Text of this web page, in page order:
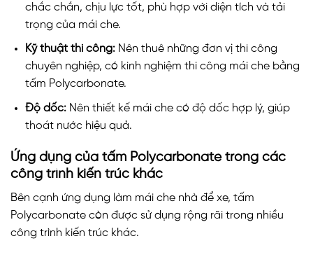
chắc chắn, chịu lực tốt, phù hợp với diện tích và tải
trọng của mái che.
Kỹ thuật thi công:Nên thuê những đơn vị thi công
chuyên nghiệp, có kinh nghiệm thi công mái che bằng
tấm Polycarbonate.
Độ dốc:Nên thiết kế mái che có độ dốc hợp lý, giúp
thoát nước hiệu quả.
Ứng dụng của tấm Polycarbonate trong các
công trình kiến trúc khác
Bên cạnh ứng dụng làm mái che nhà để xe, tấm
Polycarbonate còn được sử dụng rộng rãi trong nhiều
công trình kiến trúc khác.